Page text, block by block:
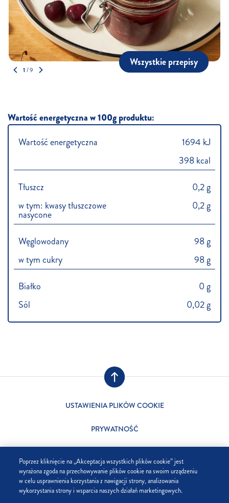
Wszystkie przepisy
1/9
Wartość energetyczna w 100g produktu:
Wartość energetyczna
1694 kJ
398 kcal
Tłuszcz
0,2 g
w tym: kwasy tłuszczowe
nasycone
0,2 g
Węglowodany
98 g
w tym cukry
98 g
Białko
0 g
Sól
0,02 g
USTAWIENIA PLIKÓW COOKIE
PRYWATNOŚĆ
FIRMA
Poprzez kliknięcie na „Akceptacja wszystkich plików cookie” jest
wyrażona zgoda na przechowywanie plików cookie na swoim urządzeniu
w celu usprawnienia korzystania z nawigacji strony, analizowania
wykorzystania strony i wsparcia naszych działań marketingowych.